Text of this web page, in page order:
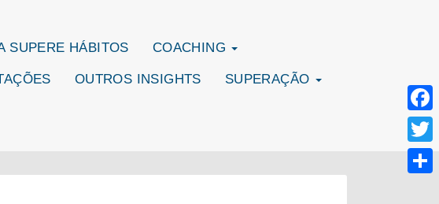
SUPERE HÁBITOS COACHING
OUTROS INSIGHTS SUPERAÇÃO